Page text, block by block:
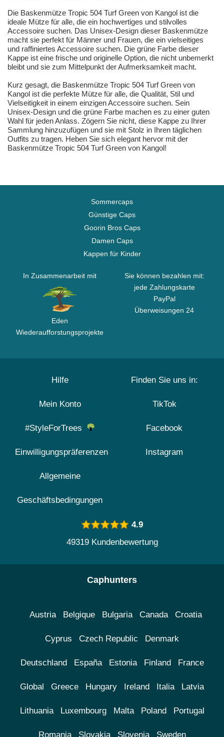
Die Baskenmütze Tropic 504 Turf Green von Kangol ist die
ideale Mütze für alle, die ein hochwertiges und stilvolles
Accessoire suchen. Das Unisex-Design dieser Baskenmütze
macht sie perfekt für Männer und Frauen, die ein vielseitiges
und raffiniertes Accessoire suchen. Die grüne Farbe dieser
Kappe ist eine frische und originelle Option, die nicht unbemerkt
bleibt und sie zum Mittelpunkt der Aufmerksamkeit macht.
Kurz gesagt, die Baskenmütze Tropic 504 Turf Green von
Kangol ist die perfekte Mütze für alle, die Qualität, Stil und
Vielseitigkeit in einem einzigen Accessoire suchen. Sein
Unisex-Design und die grüne Farbe machen es zu einer guten
Wahl für jeden Anlass. Zögern Sie nicht, diese Kappe zu Ihrer
Sammlung hinzuzufügen und sie mit Stolz in Ihren täglichen
Outfits zu tragen. Heben Sie sich elegant hervor mit der
Baskenmütze Tropic 504 Turf Green von Kangol!
Sommercaps
Günstige Caps
Goorin Bros Caps
Damen Caps
Kappen für Kinder
In Zusammenarbeit mit
Eden
Wiederaufforstungsprojekte
Sie können bezahlen mit:
jede Zahlungskarte
PayPal
Überweisungen 24
Hilfe
Mein Konto
#StyleForTrees
Einwilligungspräferenzen
Allgemeine
Geschäftsbedingungen
Finden Sie uns in:
TikTok
Facebook
Instagram
4.9
49319 Kundenbewertung
Caphunters
Austria Belgique Bulgaria Canada Croatia
Cyprus Czech Republic Denmark
Deutschland España Estonia Finland France
Global Greece Hungary Ireland Italia Latvia
Lithuania Luxembourg Malta Poland Portugal
Romania Slovakia Slovenia Sweden